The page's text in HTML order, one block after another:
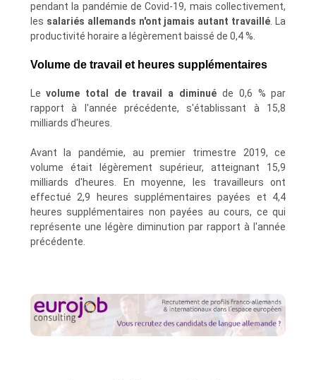
pendant la pandémie de Covid-19, mais collectivement,
les salariés allemands n'ont jamais autant travaillé . La
productivité horaire a légèrement baissé de 0,4 %.
Volume de travail et heures supplémentaires
Levolume total de travail a diminuéde 0,6 % par
rapport à l'année précédente, s'établissant à 15,8
milliards d'heures.
Avant la pandémie, au premier trimestre 2019, ce
volume était légèrement supérieur, atteignant 15,9
milliards d'heures. En moyenne, les travailleurs ont
effectué 2,9 heures supplémentaires payées et 4,4
heures supplémentaires non payées au cours, ce qui
représente une légère diminution par rapport à l'année
précédente.